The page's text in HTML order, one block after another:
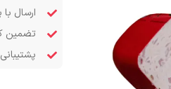
ارسال
تضمین
پشتیبانی ۲۴ ساعته